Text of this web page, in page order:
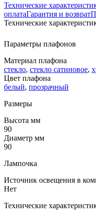
Технические
оплатаГарантия и возврат
Технические
Параметры плафонов
Материал плафона
стекло, стекло сатиновое,
Цвет плафона
белый, прозрачный
Размеры
Высота мм
90
Диаметр мм
90
Лампочка
Источник освещения в
Нет
Технические